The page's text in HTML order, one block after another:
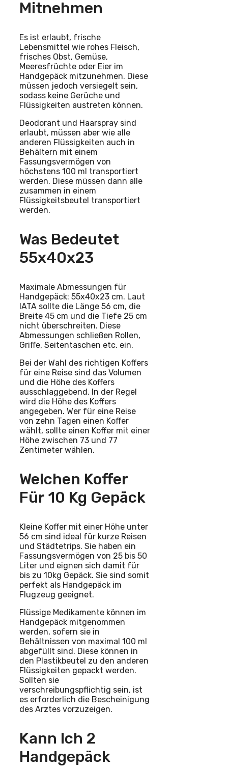
Mitnehmen
Es ist erlaubt, frische
Lebensmittel wie rohes Fleisch,
frisches Obst, Gemüse,
Meeresfrüchte oder Eier im
Handgepäck mitzunehmen. Diese
müssen jedoch versiegelt sein,
sodass keine Gerüche und
Flüssigkeiten austreten können.
Deodorant und Haarspray sind
erlaubt, müssen aber wie alle
anderen Flüssigkeiten auch in
Behältern mit einem
Fassungsvermögen von
höchstens 100 ml transportiert
werden. Diese müssen dann alle
zusammen in einem
Flüssigkeitsbeutel transportiert
werden.
Was Bedeutet
55x40x23
Maximale Abmessungen für
Handgepäck: 55x40x23 cm. Laut
IATA sollte die Länge 56 cm, die
Breite 45 cm und die Tiefe 25 cm
nicht überschreiten. Diese
Abmessungen schließen Rollen,
Griffe, Seitentaschen etc. ein.
Bei der Wahl des richtigen Koffers
für eine Reise sind das Volumen
und die Höhe des Koffers
ausschlaggebend. In der Regel
wird die Höhe des Koffers
angegeben. Wer für eine Reise
von zehn Tagen einen Koffer
wählt, sollte einen Koffer mit einer
Höhe zwischen 73 und 77
Zentimeter wählen.
Welchen Koffer
Für 10 Kg Gepäck
Kleine Koffer mit einer Höhe unter
56 cm sind ideal für kurze Reisen
und Städtetrips. Sie haben ein
Fassungsvermögen von 25 bis 50
Liter und eignen sich damit für
bis zu 10kg Gepäck. Sie sind somit
perfekt als Handgepäck im
Flugzeug geeignet.
Flüssige Medikamente können im
Handgepäck mitgenommen
werden, sofern sie in
Behältnissen von maximal 100 ml
abgefüllt sind. Diese können in
den Plastikbeutel zu den anderen
Flüssigkeiten gepackt werden.
Sollten sie
verschreibungspflichtig sein, ist
es erforderlich die Bescheinigung
des Arztes vorzuzeigen.
Kann Ich 2
Handgepäck